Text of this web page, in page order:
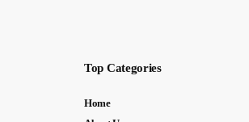
Top Categories
Home